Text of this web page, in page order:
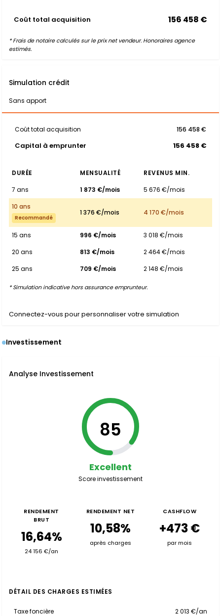
Coût total acquisition 156 458 €
* Frais de notaire calculés sur le prix net vendeur. Honoraires agence
estimés.
Simulation crédit
Sans apport
Coût total acquisition 156 458 €
Capital à emprunter 156 458 €
DURÉE MENSUALITÉ
REVENUS MIN.
7 ans
1 873 €/mois
5 676 €/mois
10 ans
Recommandé
1 376 €/mois 4 170 €/mois
15 ans 996 €/mois
3 018 €/mois
20 ans
813 €/mois
2 464 €/mois
25 ans
709 €/mois 2 148 €/mois
* Simulation indicative hors assurance emprunteur.
Connectez-vous pour personnaliser votre simulation
Investissement
Analyse Investissement
85
Excellent
Score investissement
RENDEMENT
BRUT
16,64%
24 156 €/an
RENDEMENT NET
10,58%
après charges
CASHFLOW
+473 €
par mois
DÉTAIL DES CHARGES ESTIMÉES
Taxe foncière 2 013 €/an